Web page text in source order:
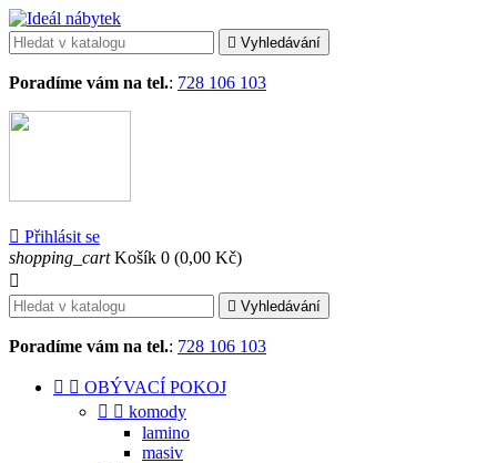
 Vyhledávání
Poradíme vám na tel.: 728 106 103
 Přihlásit se
shopping_cart Košík 0 (0,00 Kč)

 Vyhledávání
Poradíme vám na tel.: 728 106 103
  OBÝVACÍ POKOJ
  komody
lamino
masiv